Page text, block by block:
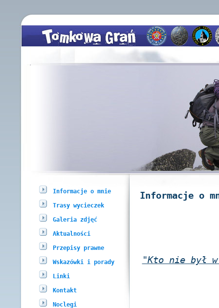
Informacje o mnie
Trasy wycieczek
Galeria zdjęć
Aktualności
Przepisy prawne
Wskazówki i porady
Linki
Kontakt
Noclegi
Informacje o
"Kto nie był